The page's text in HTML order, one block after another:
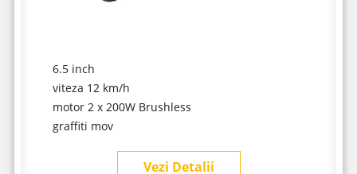
6.5 inch
viteza 12 km/h
motor 2 x 200W Brushless
graffiti mov
Vezi Detalii